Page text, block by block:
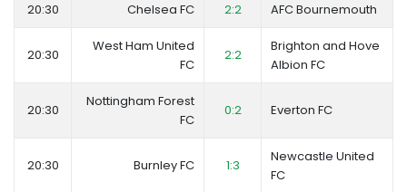
20:30 Chelsea FC 2:2 AFC Bournemouth
20:30
West Ham United
FC
2:2
Brighton and Hove
Albion FC
20:30
Nottingham Forest
FC
0:2 Everton FC
20:30 Burnley FC 1:3
Newcastle United
FC